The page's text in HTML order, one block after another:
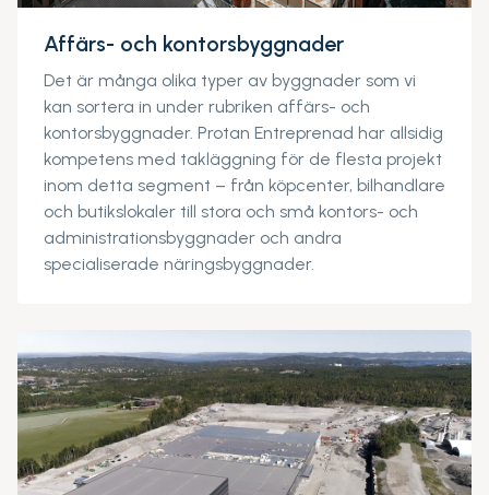
Affärs- och kontorsbyggnader
Det är många olika typer av byggnader som vi
kan sortera in under rubriken affärs- och
kontorsbyggnader. Protan Entreprenad har allsidig
kompetens med takläggning för de flesta projekt
inom detta segment – från köpcenter, bilhandlare
och butikslokaler till stora och små kontors- och
administrationsbyggnader och andra
specialiserade näringsbyggnader.